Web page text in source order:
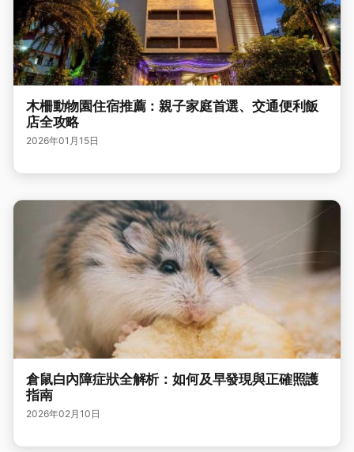
木柵動物園住宿推薦：親子家庭首選、交通便利飯
店全攻略
2026年01月15日
倉鼠白內障症狀全解析：如何及早發現與正確照護
指南
2026年02月10日